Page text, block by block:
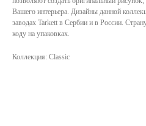
Вашего интерьера. Дизайны данной
заводах Tarkett в Сербии и в России.
коду на упаковках.
Коллекция: Classic